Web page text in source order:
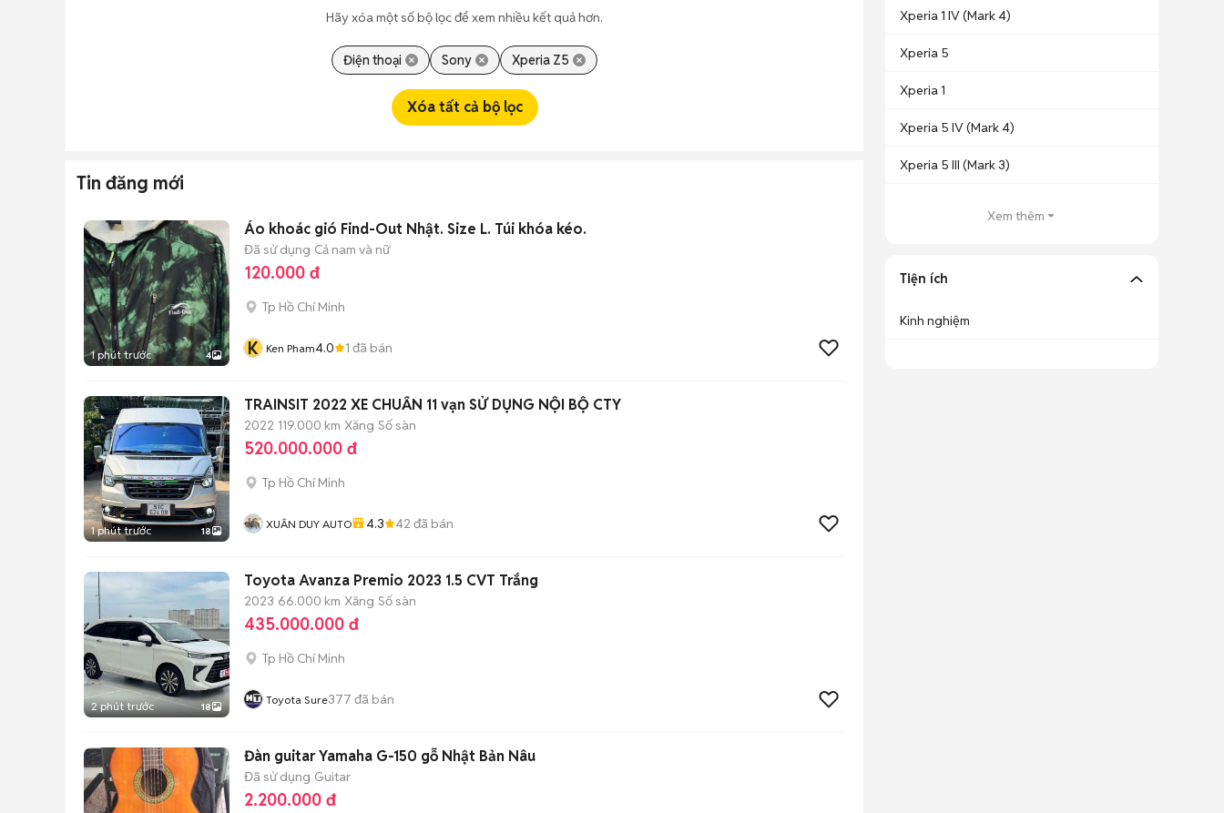
Hãy xóa một số bộ lọc để xem nhiều kết quả hơn.
Điện thoại Sony Xperia Z5
Xóa tất cả bộ lọc
Tin đăng mới
1 phút trước 4
Áo khoác gió Find-Out Nhật. Size L. Túi khóa kéo.
Đã sử dụng Cả nam và nữ
120.000 đ
Tp Hồ Chí Minh
K Ken Pham4.0 1 đã bán
1 phút trước 18
TRAINSIT 2022 XE CHUẨN 11 vạn SỬ DỤNG NỘI BỘ CTY
2022 119.000 km Xăng Số sàn
520.000.000 đ
Tp Hồ Chí Minh
XUÂN DUY AUTO 4.3 42 đã bán
2 phút trước 18
Toyota Avanza Premio 2023 1.5 CVT Trắng
2023 66.000 km Xăng Số sàn
435.000.000 đ
Tp Hồ Chí Minh
Toyota Sure377 đã bán
Đàn guitar Yamaha G-150 gỗ Nhật Bản Nâu
Đã sử dụng Guitar
2.200.000 đ
Xperia 1 IV (Mark 4)
Xperia 5
Xperia 1
Xperia 5 IV (Mark 4)
Xperia 5 III (Mark 3)
Xem thêm
Tiện ích
Kinh nghiệm